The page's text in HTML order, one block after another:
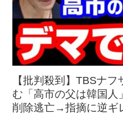
【批判殺到】TBSナ
む「高市の父は韓国人
削除逃亡→指摘に逆ギ